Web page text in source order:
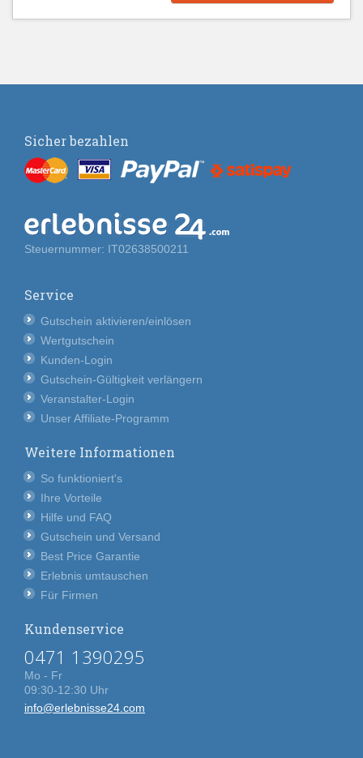
Sicher bezahlen
Steuernummer: IT02638500211
Service
Gutschein aktivieren/einlösen
Wertgutschein
Kunden-Login
Gutschein-Gültigkeit verlängern
Veranstalter-Login
Unser Affiliate-Programm
Weitere Informationen
So funktioniert's
Ihre Vorteile
Hilfe und FAQ
Gutschein und Versand
Best Price Garantie
Erlebnis umtauschen
Für Firmen
Kundenservice
0471 1390295
Mo - Fr
09:30-12:30 Uhr
info@erlebnisse24.com